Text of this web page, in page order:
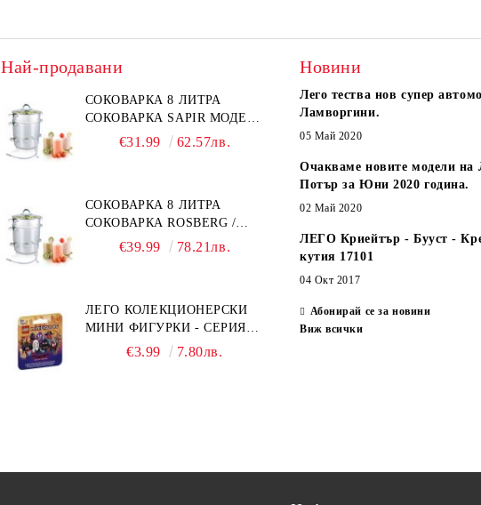
Най-продавани
СОКОВАРКА 8 ЛИТРА
СОКОВАРКА SAPIR МОДЕЛ:
SP-1260-A26
€31.99 62.57лв.
СОКОВАРКА 8 ЛИТРА
СОКОВАРКА ROSBERG /
SAPIR€39.99 78.21лв.
ЛЕГО КОЛЕКЦИОНЕРСКИ
МИНИ ФИГУРКИ - СЕРИЯ
СПАЙДЪР-МЕН: ПРЕЗ
€3.99 7.80лв.
Новини
Лего тества нов супер
Ламворгини.
05 Май 2020
Очакваме новите модели на
Потър за Юни 2020 година.
02 Май 2020
ЛЕГО Криейтър - Бууст -
кутия 17101
04 Окт 2017
Абонирай се за новини
Виж всички